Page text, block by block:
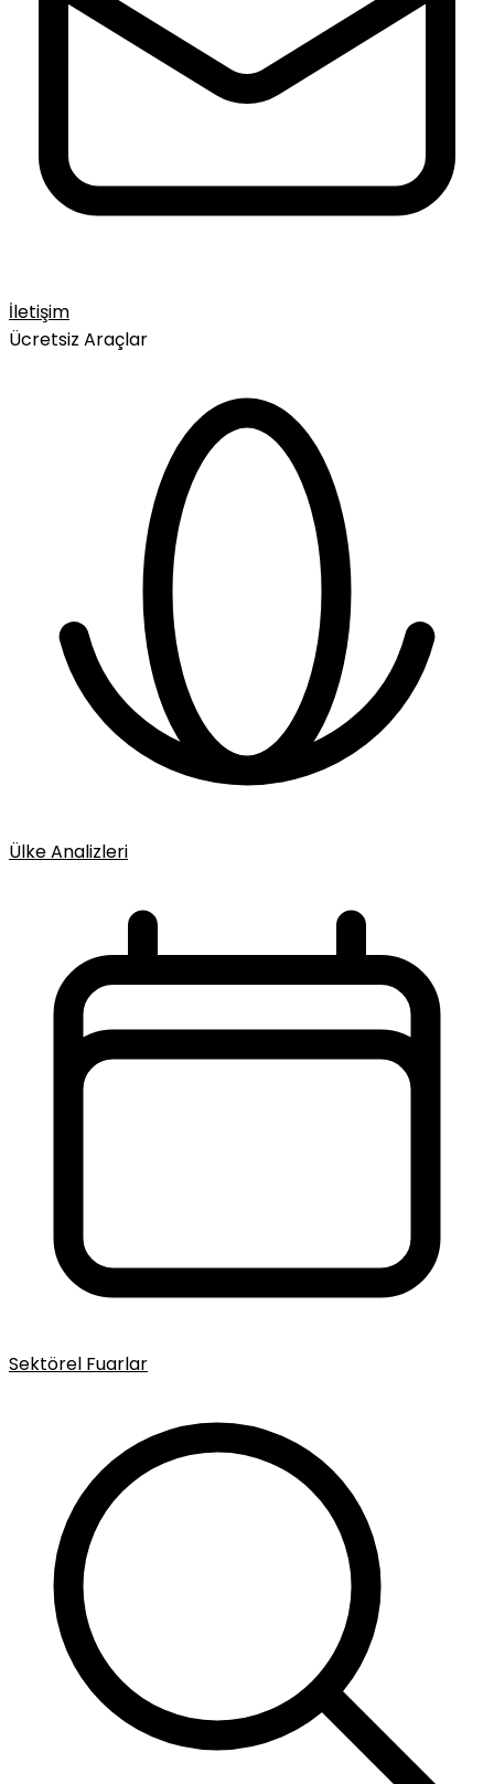
İletişim
Ücretsiz Araçlar
Ülke Analizleri
Sektörel Fuarlar